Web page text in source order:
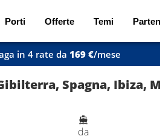
Porti Offerte Temi
in 4 rate da 169 €/mese
Spagna, Ibiza,
da